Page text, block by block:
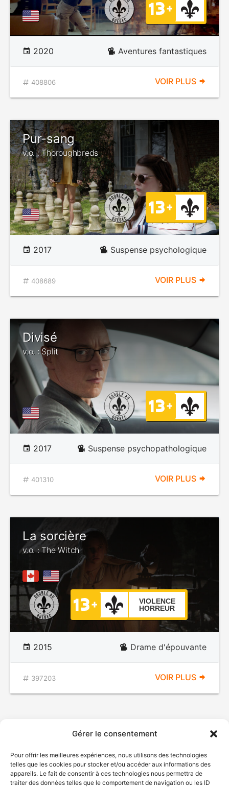
Gérer le consentement
Pour offrir les meilleures expériences, nous utilisons des technologies
telles que les cookies pour stocker et/ou accéder aux informations des
appareils. Le fait de consentir à ces technologies nous permettra de
traiter des données telles que le comportement de navigation ou les ID
2020 Aventures fantastiques
408806 VOIR PLUS
Pur-sang
v.o. : Thoroughbreds
2017 Suspense psychologique
408689 VOIR PLUS
Divisé
v.o. : Split
2017 Suspense psychopathologique
401310 VOIR PLUS
La sorcière
v.o. : The Witch
VIOLENCE
HORREUR
2015 Drame d'épouvante
397203 VOIR PLUS